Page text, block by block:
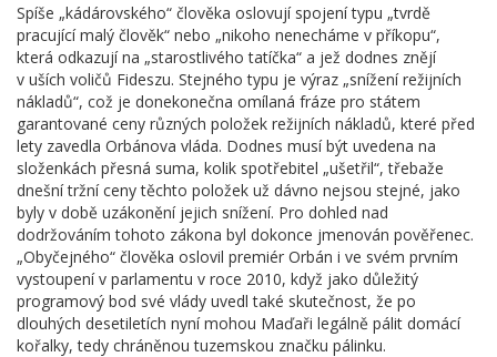
Spíše „kádárovského“ člověka oslovují spojení typu „tvrdě
pracující malý člověk“ nebo „nikoho nenecháme v příkopu“,
která odkazují na „starostlivého tatíčka“ a jež dodnes znějí
v uších voličů Fideszu. Stejného typu je výraz „snížení režijních
nákladů“, což je donekonečna omílaná fráze pro státem
garantované ceny různých položek režijních nákladů, které před
lety zavedla Orbánova vláda. Dodnes musí být uvedena na
složenkách přesná suma, kolik spotřebitel „ušetřil“, třebaže
dnešní tržní ceny těchto položek už dávno nejsou stejné, jako
byly v době uzákonění jejich snížení. Pro dohled nad
dodržováním tohoto zákona byl dokonce jmenován pověřenec.
„Obyčejného“ člověka oslovil premiér Orbán i ve svém prvním
vystoupení v parlamentu v roce 2010, když jako důležitý
programový bod své vlády uvedl také skutečnost, že po
dlouhých desetiletích nyní mohou Maďaři legálně pálit domácí
kořalky, tedy chráněnou tuzemskou značku pálinku.